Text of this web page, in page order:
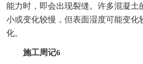
能力时，即会出现裂缝。许多混凝土
小或变化较慢，但表面湿度可能变化
化。
施工周记6